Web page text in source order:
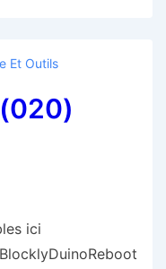
Et Outils
ici